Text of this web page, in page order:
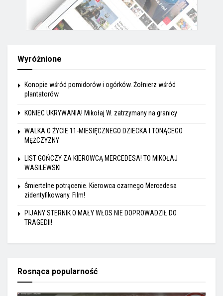
Wyróżnione
Konopie wśród pomidorów i ogórków. Żołnierz wśród
plantatorów
KONIEC UKRYWANIA! Mikołaj W. zatrzymany na granicy
WALKA O ŻYCIE 11-MIESIĘCZNEGO DZIECKA I TONĄCEGO
MĘŻCZYZNY
LIST GOŃCZY ZA KIEROWCĄ MERCEDESA! TO MIKOŁAJ
WASILEWSKI
Śmiertelne potrącenie. Kierowca czarnego Mercedesa
zidentyfikowany. Film!
PIJANY STERNIK O MAŁY WŁOS NIE DOPROWADZIŁ DO
TRAGEDII!
Rosnąca popularność